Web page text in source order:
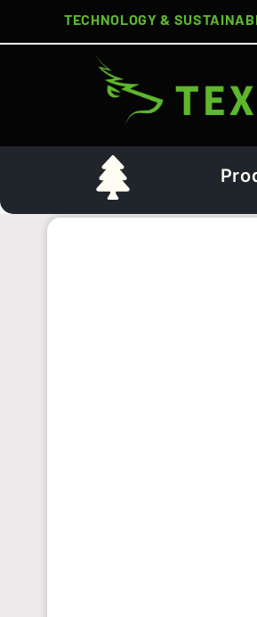
TECHNOLOGY &